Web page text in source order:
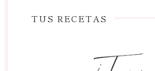
TUS RECETAS